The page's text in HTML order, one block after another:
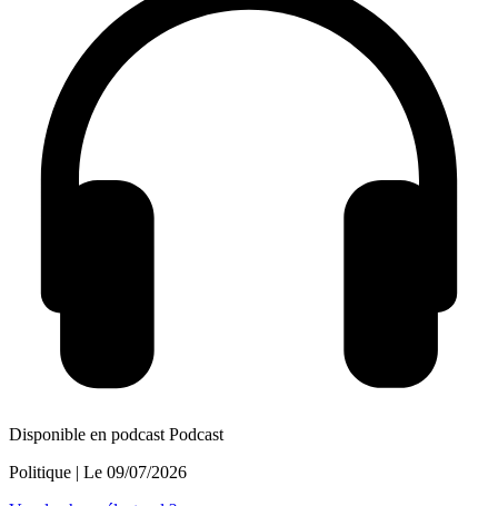
Disponible en podcast Podcast
Politique | Le 09/07/2026